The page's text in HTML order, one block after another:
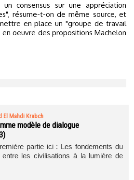
consensus sur une appréciation
résume-t-on de même source, et
en place un "groupe de travail
oeuvre des propositions Machelon
El Mahdi Krabch
modèle de dialogue
partie ici : Les fondements du
entre les civilisations à la lumière de